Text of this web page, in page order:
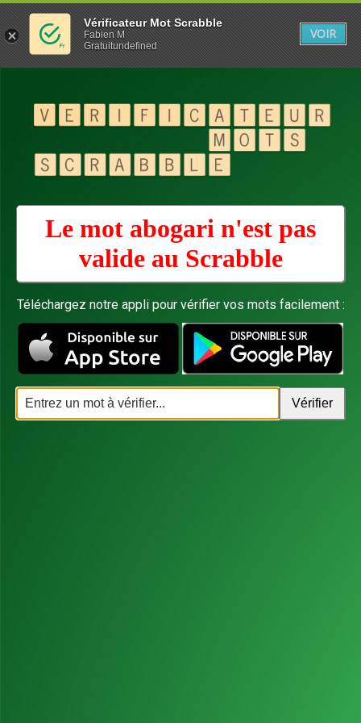
Le mot abogari n'est pas
valide au Scrabble
Téléchargez notre appli pour vérifier vos mots facilement :
Vérificateur Mot Scrabble
Fabien M
Gratuitundefined
VOIR